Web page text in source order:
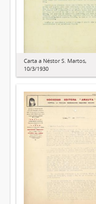
Carta a Néstor S. Martos,
10/3/1930